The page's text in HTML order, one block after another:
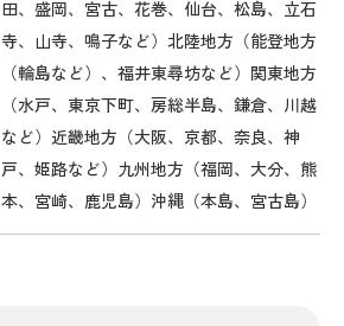
田、盛岡、宮古、花巻、仙台、松島、立石
寺、山寺、鳴子など）北陸地方（能登地方
（輪島など）、福井東尋坊など）関東地方
（水戸、東京下町、房総半島、鎌倉、川越
など）近畿地方（大阪、京都、奈良、神
戸、姫路など）九州地方（福岡、大分、熊
本、宮崎、鹿児島）沖縄（本島、宮古島）